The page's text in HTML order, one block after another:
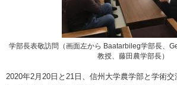
学部長表敬訪問（画面左から Baatarbileg学部長、
教授、藤田農学部長）
2020年2月20日と21日、信州大学農学部と学術